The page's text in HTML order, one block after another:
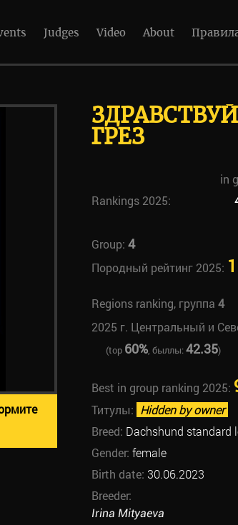
Judges Video About
ГРЕЗ
in
Rankings 2025:
Group: 4
Породный рейтинг 2025:
Regions ranking, группа 4
2025 г. Центральный и
(top 60%, быллы:42.35)
Best in group ranking 2025:
Титулы: Hidden by owner
Breed: Dachshund standard
Gender: female
Birth date: 30.06.2023
Breeder:
Irina Mityaeva